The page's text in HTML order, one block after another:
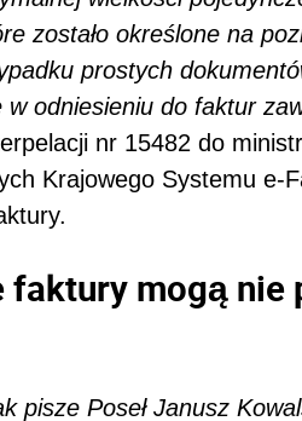
zostało określone na
prostych
odniesieniu do faktur
nr 15482 do
Krajowego Systemu e-
faktury mogą
pisze Poseł Janusz